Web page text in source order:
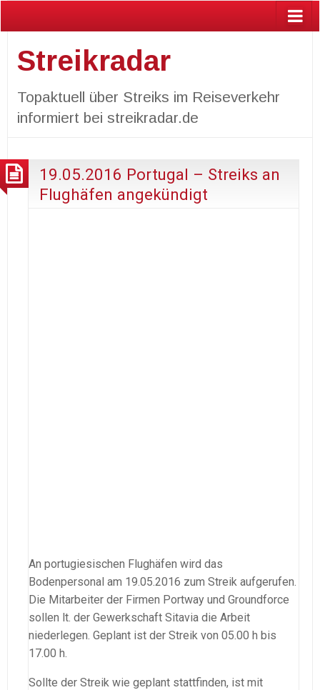
Streikradar
Topaktuell über Streiks im Reiseverkehr
informiert bei streikradar.de
19.05.2016 Portugal – Streiks an
Flughäfen angekündigt
An portugiesischen Flughäfen wird das
Bodenpersonal am 19.05.2016 zum Streik aufgerufen.
Die Mitarbeiter der Firmen Portway und Groundforce
sollen lt. der Gewerkschaft Sitavia die Arbeit
niederlegen. Geplant ist der Streik von 05.00 h bis
17.00 h.
Sollte der Streik wie geplant stattfinden, ist mit